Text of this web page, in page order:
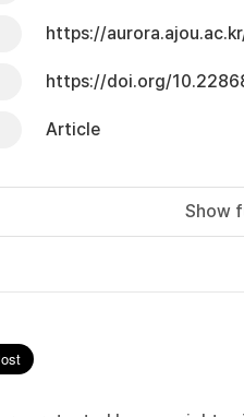
https://
https://doi.org/
Article
Show